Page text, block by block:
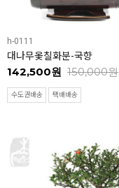
h-0111
대나무옻칠화분-국향
142,500원 150,000원
수도권배송 택배배송